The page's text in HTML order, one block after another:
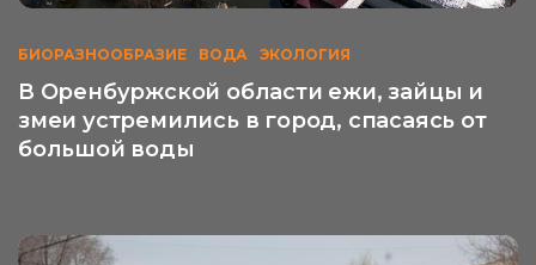
БИОРАЗНООБРАЗИЕ ВОДА ЭКОЛОГИЯ
В Оренбуржской области ежи, зайцы и
змеи устремились в город, спасаясь от
большой воды